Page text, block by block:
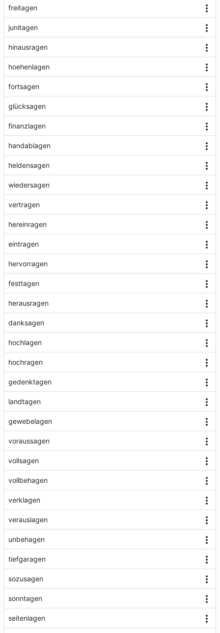
freitagen
junitagen
hinausragen
hoehenlagen
fortsagen
glücksagen
finanzlagen
handablagen
heldensagen
wiedersagen
vertragen
hereinragen
eintragen
hervorragen
festtagen
herausragen
danksagen
hochlagen
hochragen
gedenktagen
landtagen
gewebelagen
voraussagen
vollsagen
vollbehagen
verklagen
verauslagen
unbehagen
tiefgaragen
sozusagen
sonntagen
seitenlagen